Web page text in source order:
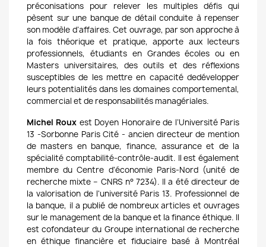
préconisations pour relever les multiples défis qui
pèsent sur une banque de détail conduite à repenser
son modèle d’affaires. Cet ouvrage, par son approche à
la fois théorique et pratique, apporte aux lecteurs
professionnels, étudiants en Grandes écoles ou en
Masters universitaires, des outils et des réflexions
susceptibles de les mettre en capacité dedévelopper
leurs potentialités dans les domaines comportemental,
commercial et de responsabilités managériales.
Michel Roux est Doyen Honoraire de l’Université Paris
13 -Sorbonne Paris Cité - ancien directeur de mention
de masters en banque, finance, assurance et de la
spécialité comptabilité-contrôle-audit. Il est également
membre du Centre d'économie Paris-Nord (unité de
recherche mixte – CNRS n° 7234). Il a été directeur de
la valorisation de l'université Paris 13. Professionnel de
la banque, il a publié de nombreux articles et ouvrages
sur le management de la banque et la finance éthique. Il
est cofondateur du Groupe international de recherche
en éthique financière et fiduciaire basé à Montréal